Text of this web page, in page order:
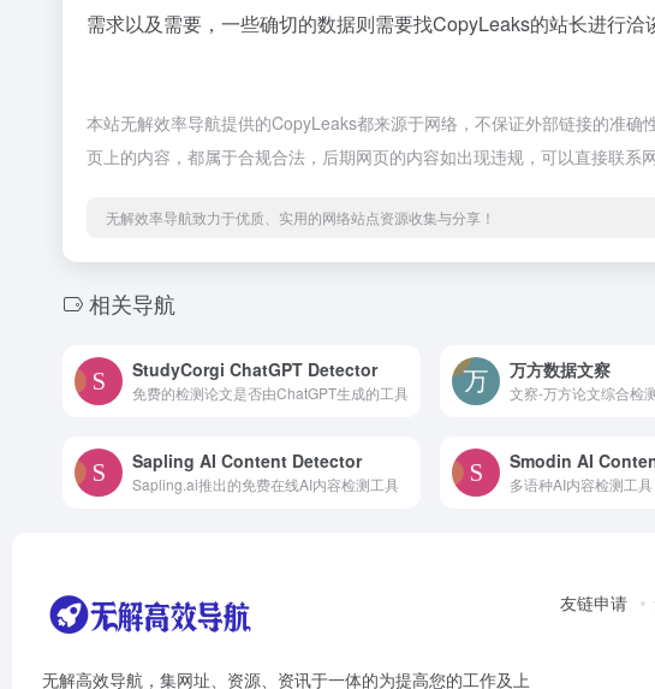
需求以及需要，一些确切的数据则需要找CopyLeaks的站长进行洽
本站无解效率导航提供的CopyLeaks都来源于网络，不保证外部链接的准
页上的内容，都属于合规合法，后期网页的内容如出现违规，可以直接联系
无解效率导航致力于优质、实用的网络站点资源收集与分享！
相关导航
StudyCorgi ChatGPT Detector
免费的检测论文是否由ChatGPT生成的工具
万方数据文察
Sapling AI Content Detector
Sapling.ai推出的免费在线AI内容检测工具
Smodin AI
多语种AI内容检测工具
无解高效导航，集网址、资源、资讯于一体的为提高您的工作及上
友链申请